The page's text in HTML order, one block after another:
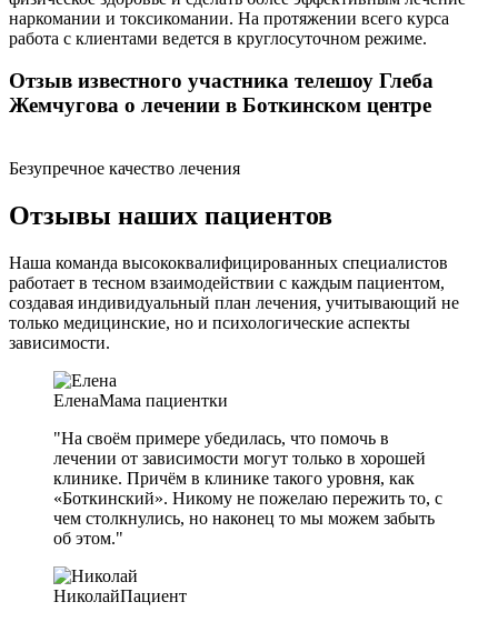
наркомании и токсикомании. На протяжении всего курса
работа с клиентами ведется в круглосуточном режиме.
Отзыв известного участника телешоу Глеба
Жемчугова о лечении в Боткинском центре
Безупречное качество лечения
Отзывы наших пациентов
Наша команда высококвалифицированных специалистов
работает в тесном взаимодействии с каждым пациентом,
создавая индивидуальный план лечения, учитывающий не
только медицинские, но и психологические аспекты
зависимости.
ЕленаМама пациентки
"На своём примере убедилась, что помочь в
лечении от зависимости могут только в хорошей
клинике. Причём в клинике такого уровня, как
«Боткинский». Никому не пожелаю пережить то, с
чем столкнулись, но наконец то мы можем забыть
об этом."
НиколайПациент